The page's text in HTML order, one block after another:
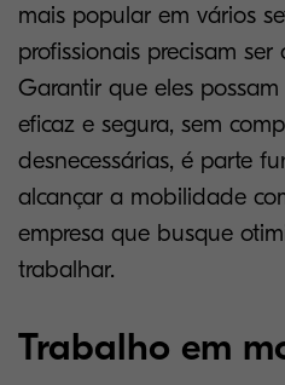
mais popular em vários
profissionais precisam ser
Garantir que eles
eficaz e segura, sem
desnecessárias, é parte
alcançar a mobilidade
empresa que busque
trabalhar.
Trabalho em